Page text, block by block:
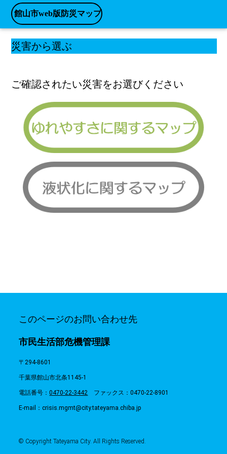
館山市web版防災マップ
災害から選ぶ
ご確認されたい災害をお選びください
このページのお問い合わせ先
市民生活部危機管理課
〒294-8601
千葉県館山市北条1145-1
電話番号：0470-22-3442 ファックス：0470-22-8901
E-mail：crisis.mgmt@city.tateyama.chiba.jp
© Copyright Tateyama City. All Rights Reserved.